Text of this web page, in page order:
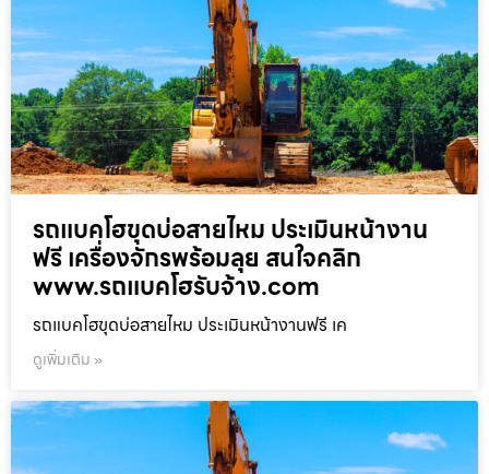
รถแบคโฮขุดบ่อสายไหม ประเมินหน้างาน
ฟรี เครื่องจักรพร้อมลุย สนใจคลิก
www.รถแบคโฮรับจ้าง.com
รถแบคโฮขุดบ่อสายไหม ประเมินหน้างานฟรี เค
ดูเพิ่มเติม »